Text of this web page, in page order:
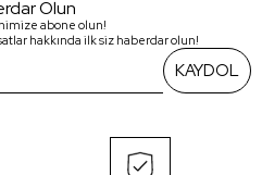
Olun
abone olun!
hakkında ilk siz haberdar olun!
KAYDOL